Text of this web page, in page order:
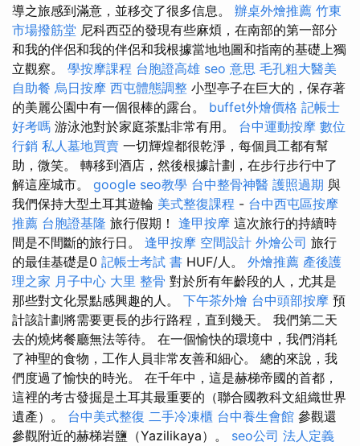
導之旅感到滿意，並移交了很多信息。 辦桌外燴推薦 竹東
市場撥筋堂 尼科西亞的發現有些麻煩，在南部的第一部分
和我的伴侶和我的伴侶和我根據當地地圖和指南的基礎上獨
立觀察。 學按摩課程 台胞證高雄 seo 意思 毛孔粗大醫美
自助餐 烏日按摩 西屯體態調整 小型亭子在巨大的，保存著
的美麗公園中有一個很棒的露台。 buffet外燴價格 記帳士
好考嗎 游泳池對於家庭茶點非常有用。 台中運動按摩 數位
行銷 私人墓地買賣 一切輝煌都很乾淨，每個員工都有幫
助，微笑。 轉移到酒店，然後根據計劃，在步行步行中了
解這座城市。 google seo教學 台中整骨神醫 護照過期 與
我們保持大型土耳其遊輪 美式整復課程 - 台中西屯區按摩
推薦 台胞證基隆 旅行假期！ 逢甲按摩 這次旅行的持續時
間是不間斷的旅行日。 逢甲按摩 空間設計 外燴公司 旅行
的最佳基礎是0 記帳士考試 書 HUF/人。 外燴推薦 產後護
理之家 月子中心 大里 整骨 對於所有年齡段的人，尤其是
那些對文化景點感興趣的人。 下午茶外燴 台中頭部按摩 預
計該計劃將需要更長的步行路程，直到幾天。 我們第二天
去的燒烤餐廳無法等待。 在一個愉快的環境中，我們消耗
了神聖的食物，工作人員非常友善和細心。 總的來說，我
們度過了愉快的時光。 在千年中，這是赫梯帝國的首都，
這裡的考古發掘是土耳其最重要的（聯合國教科文組織世界
遺產）。 台中美式整復 二手冷凍櫃 台中養生會館 參觀還
參觀附近的赫梯岩鹽（Yazilikaya）。 seo公司 法人定義